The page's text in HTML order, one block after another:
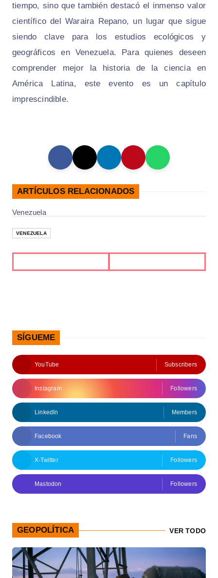
tiempo, sino que también destacó el inmenso valor
científico del Waraira Repano, un lugar que sigue
siendo clave para los estudios ecológicos y
geográficos en Venezuela. Para quienes deseen
comprender mejor la historia de la ciencia en
América Latina, este evento es un capítulo
imprescindible.
ARTÍCULOS RELACIONADOS
Venezuela
VENEZUELA
SÍGUEME
YouTube Subscribers
Instagram Followers
LinkedIn Members
Facebook Fans
X-Twitter Followers
Mastodon Followers
GEOPOLÍTICA VER TODO